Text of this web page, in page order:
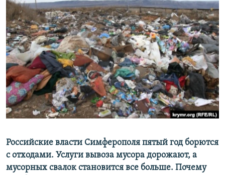
ТЕЛЕПРОЕКТ КРЫМ.РЕАЛИИ
СОВЕТЫ ПРАВОЗАЩИТНИКОВ
ПРОПАВШИЕ БЕЗ ВЕСТИ
ПОБЕДИТЕЛЕЙ НЕ СУДЯТ?
КРЫМ.НЕПОКОРЕННЫЙ
ELIFBE
УКРАИНСКАЯ ПРОБЛЕМА КРЫМА
Українською
Qırımtatar
ПРИСОЕДИНЯЙТЕСЬ!
Российские власти Симферополя пятый год борются
с отходами. Услуги вывоза мусора дорожают, а
мусорных свалок становится все больше. Почему